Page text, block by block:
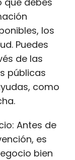
los
Puedes
de las
públicas
como
Antes de
es
bien